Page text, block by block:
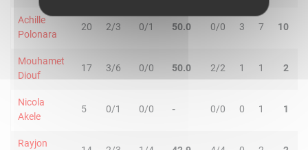
Achille
Polonara
20 2/3 0/1 50.0 0/0 3 7 10
Mouhamet
Diouf
17 3/6 0/0 50.0 2/2 1 1 2
Nicola
Akele
5 0/1 0/0 - 0/0 0 1 1
Rayjon